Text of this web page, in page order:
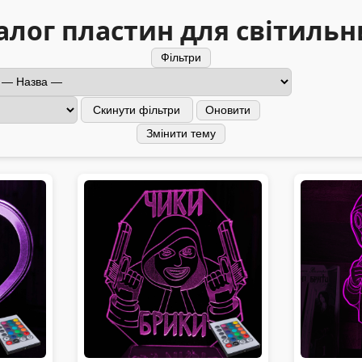
пластин для
Фільтри
Скинути фільтри
Оновити
Змінити тему